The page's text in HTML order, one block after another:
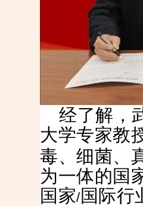
经了解，
大学专家教
毒、细菌、
为一体的国
国家/ 国际行